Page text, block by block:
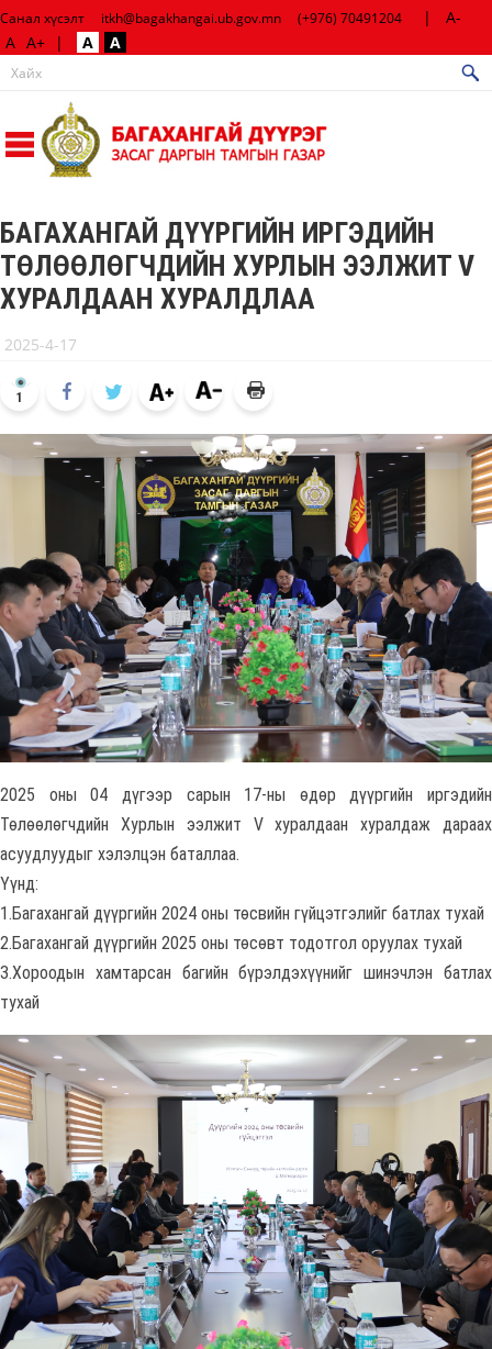
Санал хүсэлт itkh@bagakhangai.ub.gov.mn (+976) 70491204 |
A-
A A+ | A A
БАГАХАНГАЙ ДҮҮРГИЙН ИРГЭДИЙН
ТӨЛӨӨЛӨГЧДИЙН ХУРЛЫН ЭЭЛЖИТ V
ХУРАЛДААН ХУРАЛДЛАА
2025-4-17
1
2025 оны 04 дүгээр сарын 17-ны өдөр дүүргийн иргэдийн
Төлөөлөгчдийн Хурлын ээлжит V хуралдаан хуралдаж дараах
асуудлуудыг хэлэлцэн баталлаа.
Үүнд:
1.Багахангай дүүргийн 2024 оны төсвийн гүйцэтгэлийг батлах тухай
2.Багахангай дүүргийн 2025 оны төсөвт тодотгол оруулах тухай
3.Хороодын хамтарсан багийн бүрэлдэхүүнийг шинэчлэн батлах
тухай